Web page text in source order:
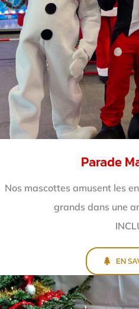
Parade
Nos mascottes amusent les
grands dans une
EN